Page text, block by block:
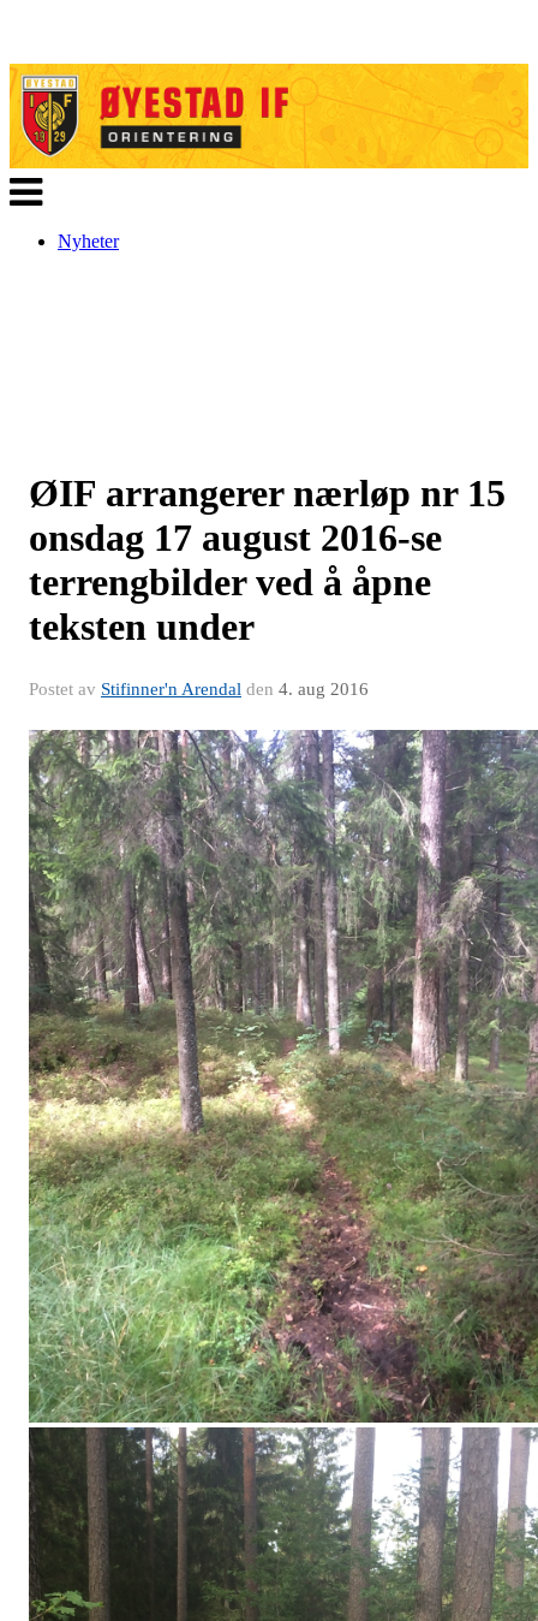
Veksle
navigasjon
Nyheter
ØIF arrangerer nærløp nr 15
onsdag 17 august 2016-se
terrengbilder ved å åpne
teksten under
Postet av Stifinner'n Arendal den 4. aug 2016